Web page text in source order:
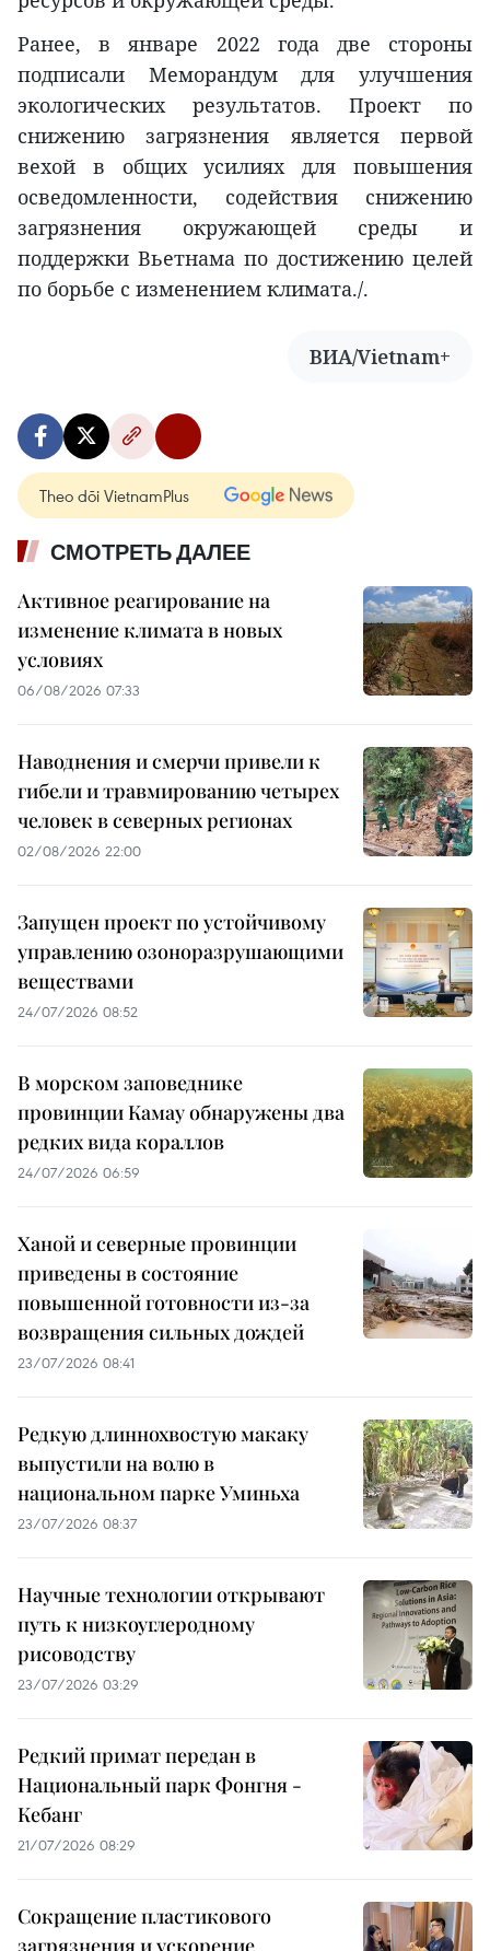
Ранее, в январе 2022 года две стороны
подписали Меморандум для улучшения
экологических результатов. Проект по
снижению загрязнения является первой
вехой в общих усилиях для повышения
осведомленности, содействия снижению
загрязнения окружающей среды и
поддержки Вьетнама по достижению целей
по борьбе с изменением климата./.
ВИА/Vietnam+
Theo dõi VietnamPlus
СМОТРЕТЬ ДАЛЕЕ
Активное реагирование на
изменение климата в новых
условиях
06/08/2026 07:33
Наводнения и смерчи привели к
гибели и травмированию четырех
человек в северных регионах
02/08/2026 22:00
Запущен проект по устойчивому
управлению озоноразрушающими
веществами
24/07/2026 08:52
В морском заповеднике
провинции Камау обнаружены два
редких вида кораллов
24/07/2026 06:59
Ханой и северные провинции
приведены в состояние
повышенной готовности из-за
возвращения сильных дождей
23/07/2026 08:41
Редкую длиннохвостую макаку
выпустили на волю в
национальном парке Уминьха
23/07/2026 08:37
Научные технологии открывают
путь к низкоуглеродному
рисоводству
23/07/2026 03:29
Редкий примат передан в
Национальный парк Фонгня -
Кебанг
21/07/2026 08:29
Сокращение пластикового